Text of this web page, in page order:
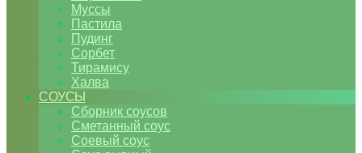
Муссы
Пастила
Пудинг
Сорбет
Тирамису
Халва
СОУСЫ
Сборник соусов
Сметанный соус
Соевый соус